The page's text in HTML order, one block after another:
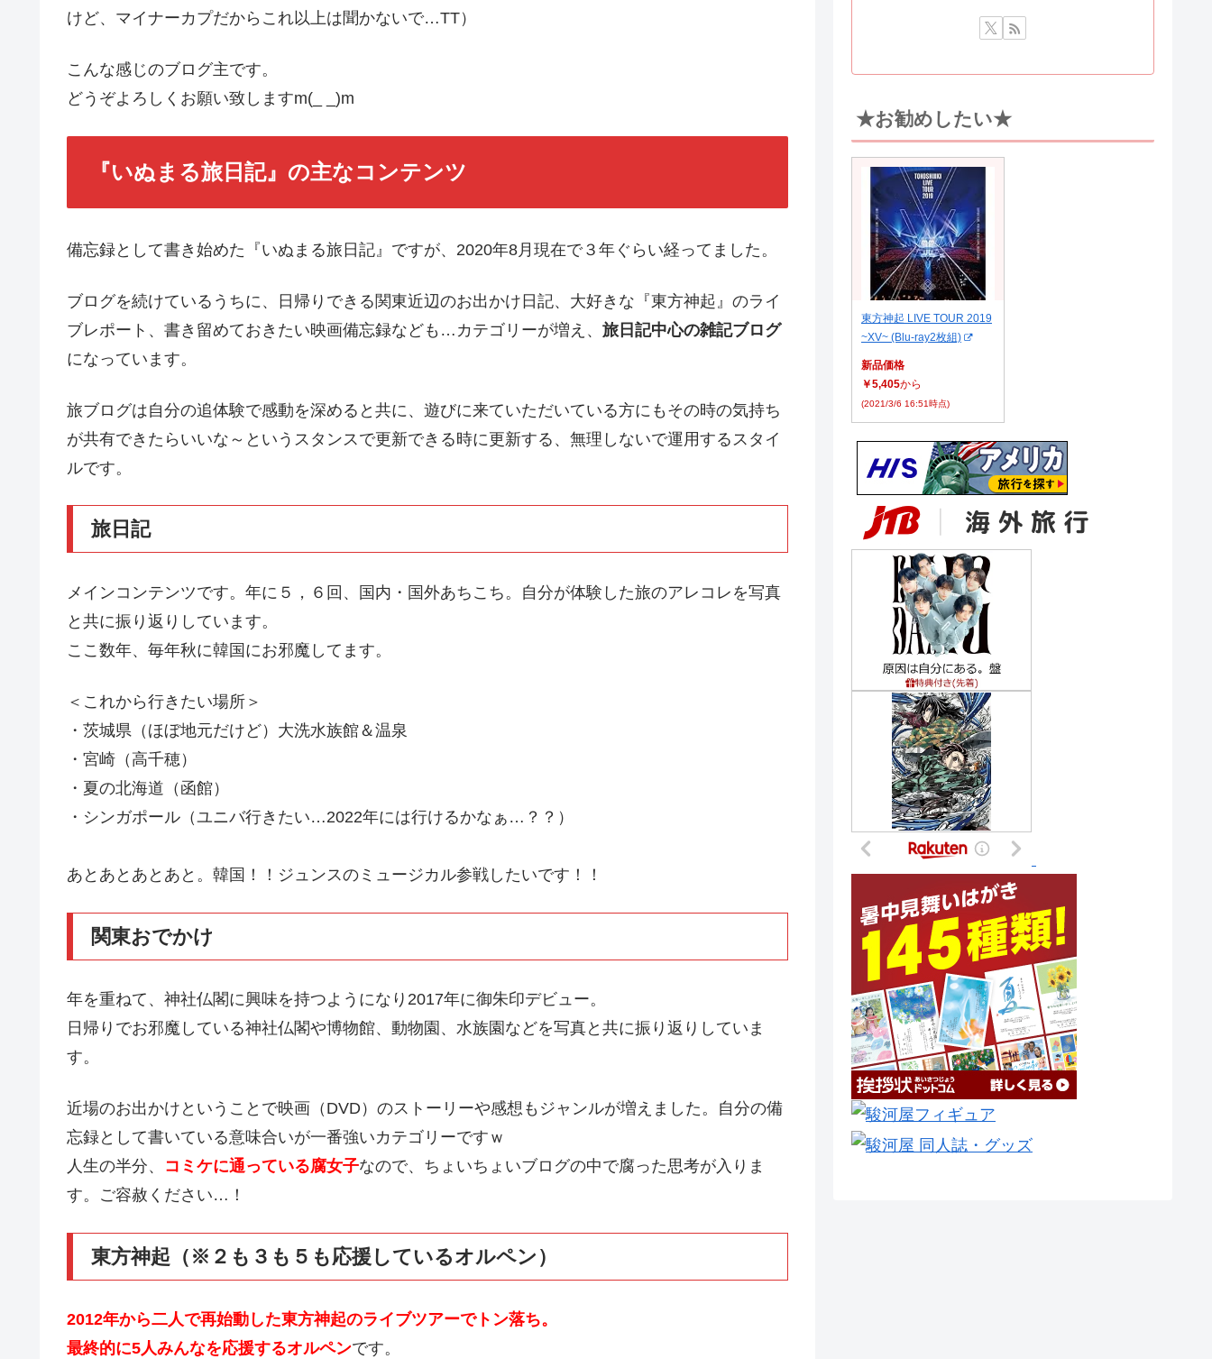
けど、マイナーカプだからこれ以上は聞かないで…TT）
こんな感じのブログ主です。
どうぞよろしくお願い致しますm(_ _)m
『いぬまる旅日記』の主なコンテンツ
備忘録として書き始めた『いぬまる旅日記』ですが、2020年8月現在で３年ぐらい経ってました。
ブログを続けているうちに、日帰りできる関東近辺のお出かけ日記、大好きな『東方神起』のライ
ブレポート、書き留めておきたい映画備忘録なども…カテゴリーが増え、 旅日記中心の雑記ブログ
になっています。
旅ブログは自分の追体験で感動を深めると共に、遊びに来ていただいている方にもその時の気持ち
が共有できたらいいな～というスタンスで更新できる時に更新する、無理しないで運用するスタイ
ルです。
旅日記
メインコンテンツです。年に５，６回、国内・国外あちこち。自分が体験した旅のアレコレを写真
と共に振り返りしています。
ここ数年、毎年秋に韓国にお邪魔してます。
＜これから行きたい場所＞
・茨城県（ほぼ地元だけど）大洗水族館＆温泉
・宮崎（高千穂）
・夏の北海道（函館）
・シンガポール（ユニバ行きたい…2022年には行けるかなぁ…？？）
あとあとあとあと。韓国！！ジュンスのミュージカル参戦したいです！！
関東おでかけ
年を重ねて、神社仏閣に興味を持つようになり2017年に御朱印デビュー。
日帰りでお邪魔している神社仏閣や博物館、動物園、水族園などを写真と共に振り返りしていま
す。
近場のお出かけということで映画（DVD）のストーリーや感想もジャンルが増えました。自分の備
忘録として書いている意味合いが一番強いカテゴリーですｗ
人生の半分、 コミケに通っている腐女子なので、ちょいちょいブログの中で腐った思考が入りま
す。ご容赦ください…！
東方神起（※２も３も５も応援しているオルペン）
2012年から二人で再始動した東方神起のライブツアーでトン落ち。
最終的に5人みんなを応援するオルペンです。
★お勧めしたい★
東方神起 LIVE TOUR 2019
~XV~ (Blu-ray2枚組)
新品価格
￥5,405から
(2021/3/6 16:51時点)